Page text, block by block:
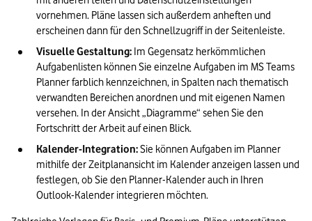
vornehmen. Pläne lassen sich außerdem anheften und
erscheinen dann für den Schnellzugriff in der Seitenleiste.
Visuelle Gestaltung: Im Gegensatz herkömmlichen
Aufgabenlisten können Sie einzelne Aufgaben im MS Teams
Planner farblich kennzeichnen, in Spalten nach thematisch
verwandten Bereichen anordnen und mit eigenen Namen
versehen. In der Ansicht „Diagramme“ sehen Sie den
Fortschritt der Arbeit auf einen Blick.
Kalender-Integration: Sie können Aufgaben im Planner
mithilfe der Zeitplanansicht im Kalender anzeigen lassen und
festlegen, ob Sie den Planner-Kalender auch in Ihren
Outlook-Kalender integrieren möchten.